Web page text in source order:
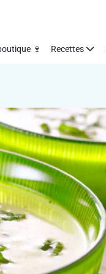
🍷 Recettes